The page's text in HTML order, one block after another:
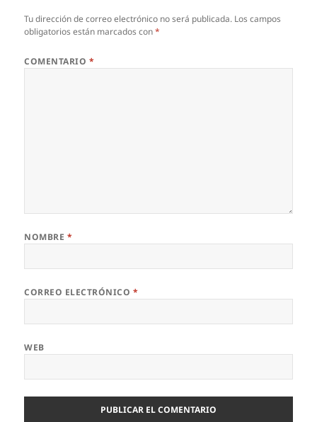
Tu dirección de correo electrónico no será publicada. Los campos
obligatorios están marcados con*
COMENTARIO *
NOMBRE *
CORREO ELECTRÓNICO *
WEB